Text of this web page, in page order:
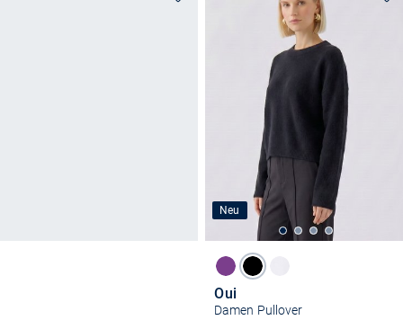
Neu
Oui
Damen Pullover